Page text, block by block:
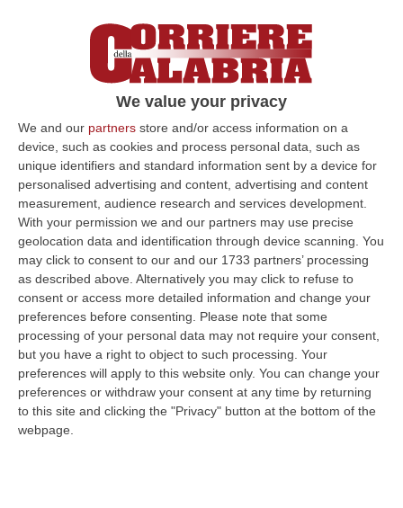
We value your privacy
We and our partners store and/or access information on a
device, such as cookies and process personal data, such as
unique identifiers and standard information sent by a device for
personalised advertising and content, advertising and content
measurement, audience research and services development.
With your permission we and our partners may use precise
geolocation data and identification through device scanning. You
may click to consent to our and our 1733 partners’ processing
as described above. Alternatively you may click to refuse to
consent or access more detailed information and change your
preferences before consenting.
Please note that some
processing of your personal data may not require your consent,
but you have a right to object to such processing. Your
preferences will apply to this website only. You can change your
preferences or withdraw your consent at any time by returning
to this site and clicking the "Privacy" button at the bottom of the
webpage.
“Tatoo”, le richieste del pm
REGGIO CALABRIA Sono richieste di pena
articolate, ma ugualmente severe quelle
avanzate dal pm Stefano Musolino al
termine della requisitoria al proc…
Pubblicato il: 26/03/15 – 19:44